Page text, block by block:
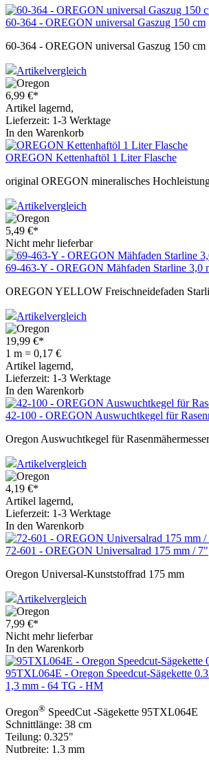
60-364 - OREGON universal Gaszug 150 cm
60-364 - OREGON universal Gaszug 150 cm
Artikelvergleich
6,99 €*
Artikel lagernd,
Lieferzeit: 1-3 Werktage
In den Warenkorb
OREGON Kettenhaftöl 1 Liter Flasche
original OREGON mineralisches
Artikelvergleich
5,49 €*
Nicht mehr lieferbar
69-463-Y - OREGON Mähfaden Starline 3,0
OREGON YELLOW Freischneidefaden
Artikelvergleich
19,99 €*
1 m = 0,17 €
Artikel lagernd,
Lieferzeit: 1-3 Werktage
In den Warenkorb
42-100 - OREGON Auswuchtkegel für
Oregon Auswuchtkegel für
Artikelvergleich
4,19 €*
Artikel lagernd,
Lieferzeit: 1-3 Werktage
In den Warenkorb
72-601 - OREGON Universalrad 175 mm / 7"
Oregon Universal-Kunststoffrad 175 mm
Artikelvergleich
7,99 €*
Nicht mehr lieferbar
In den Warenkorb
95TXL064E - Oregon Speedcut-Sägekette
1,3 mm - 64 TG - HM
Oregon® SpeedCut -Sägekette 95TXL064E
Schnittlänge: 38 cm
Teilung: 0.325"
Nutbreite: 1.3 mm